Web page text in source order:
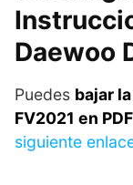
Daewoo
Puedes bajar
FV2021 en
siguiente